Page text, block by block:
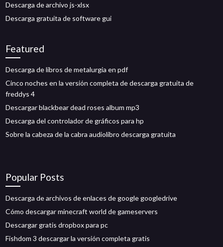
Descarga de archivo js-xlsx
Descarga gratuita de software gui
Featured
Descarga de libros de metalurgia en pdf
Cinco noches en la versión completa de descarga gratuita de
freddys 4
Descargar blackbear dead roses album mp3
Descarga del controlador de gráficos para hp
Sobre la cabeza de la cabra audiolibro descarga gratuita
Popular Posts
Descarga de archivos de enlaces de google googledrive
Cómo descargar minecraft world de gameservers
Descargar gratis dropbox para pc
Fishdom 3 descargar la versión completa gratis